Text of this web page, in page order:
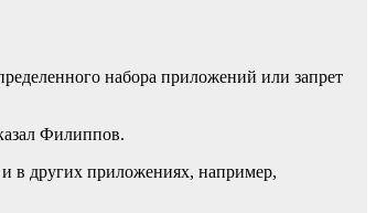
набора приложений или запрет
Филиппов.
и в других приложениях, например,